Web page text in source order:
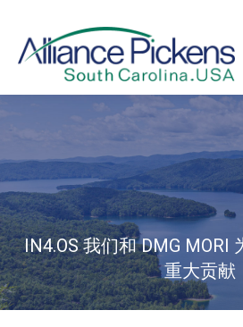
IN4.OS 我们和 DMG MORI
重大贡献